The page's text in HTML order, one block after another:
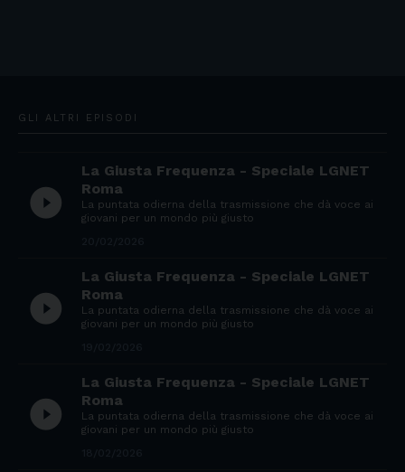
GLI ALTRI EPISODI
play_circle_filled
La Giusta Frequenza - Speciale LGNET
Roma
La puntata odierna della trasmissione che dà voce ai
giovani per un mondo più giusto
play_circle_filled
La Giusta Frequenza - Speciale LGNET
Roma
La puntata odierna della trasmissione che dà voce ai
giovani per un mondo più giusto
play_circle_filled
La Giusta Frequenza - Speciale LGNET
Roma
La puntata odierna della trasmissione che dà voce ai
giovani per un mondo più giusto